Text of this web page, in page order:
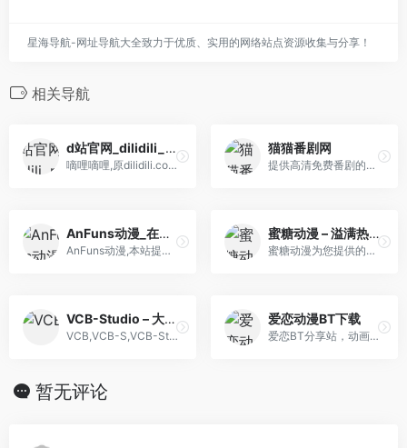
星海导航-网址导航大全致力于优质、实用的网络站点资源收集与分享！
相关导航
d站官网_dilidili_m dilidili name_5dm.tv – 嘀哩嘀哩无名小站
嘀哩嘀哩,原dilidili.com和dilili.name在线
猫猫番剧网
提供高清免费番剧的番剧网
AnFuns动漫_在线动漫资源门户
AnFuns动漫,本站提供1080P 72...
蜜糖动漫 – 溢满热爱，探寻动漫世界的精彩旅程！
蜜糖动漫为您提供的不仅是一...
VCB-Studio – 大家一起实现的故事！
VCB,VCB-S,VCB-Studio,动漫,R...
爱恋动漫BT下载
爱恋BT分享站，动画～漫画～游戏～动漫音乐～片源（RAW）～各类ACG资源聚集地～欢迎各大佬发布入驻
暂无评论